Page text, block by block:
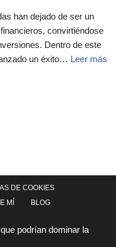
han dejado de ser un
convirtiéndose
Dentro de este
un éxito… Leer más
DE COOKIES
MÍ BLOG
podrían dominar la